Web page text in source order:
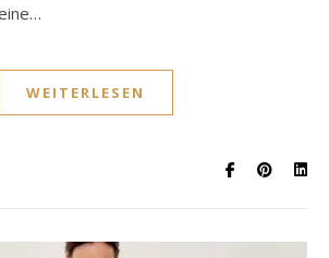
WEITERLESEN